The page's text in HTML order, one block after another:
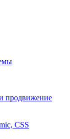
продвижение
CSS